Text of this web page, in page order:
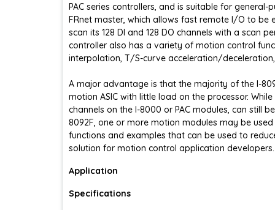
PAC series controllers, and is suitable for
FRnet master, which allows fast remote I/O to be
scan its 128 DI and 128 DO channels with a scan
controller also has a variety of motion control
interpolation, T/S-curve acceleration/
A major advantage is that the majority of the I-
motion ASIC with little load on the processor.
channels on the I-8000 or PAC modules, can still
8092F, one or more motion modules may be
functions and examples that can be used to
solution for motion control application developers.
Application
Specifications